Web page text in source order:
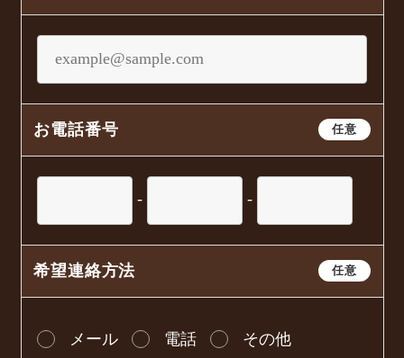
任意
お電話番号
- -
任意
希望連絡方法
メール 電話 その他